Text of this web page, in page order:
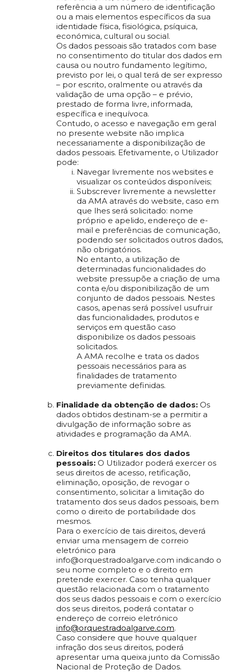
referência a um número de identificação
ou a mais elementos específicos da sua
identidade física, fisiológica, psíquica,
económica, cultural ou social.
Os dados pessoais são tratados com base
no consentimento do titular dos dados em
causa ou noutro fundamento legítimo,
previsto por lei, o qual terá de ser expresso
– por escrito, oralmente ou através da
validação de uma opção – e prévio,
prestado de forma livre, informada,
específica e inequívoca.
Contudo, o acesso e navegação em geral
no presente website não implica
necessariamente a disponibilização de
dados pessoais. Efetivamente, o Utilizador
pode:
Navegar livremente nos websites e
visualizar os conteúdos disponíveis;
Subscrever livremente a newsletter
da AMA através do website, caso em
que lhes será solicitado: nome
próprio e apelido, endereço de e-
mail e preferências de comunicação,
podendo ser solicitados outros dados,
não obrigatórios.
No entanto, a utilização de
determinadas funcionalidades do
website pressupõe a criação de uma
conta e/ou disponibilização de um
conjunto de dados pessoais. Nestes
casos, apenas será possível usufruir
das funcionalidades, produtos e
serviços em questão caso
disponibilize os dados pessoais
solicitados.
A AMA recolhe e trata os dados
pessoais necessários para as
finalidades de tratamento
previamente definidas.
Finalidade da obtenção de dados: Os
dados obtidos destinam-se a permitir a
divulgação de informação sobre as
atividades e programação da AMA.
Direitos dos titulares dos dados
pessoais: O Utilizador poderá exercer os
seus direitos de acesso, retificação,
eliminação, oposição, de revogar o
consentimento, solicitar a limitação do
tratamento dos seus dados pessoais, bem
como o direito de portabilidade dos
mesmos.
Para o exercício de tais direitos, deverá
enviar uma mensagem de correio
eletrónico para
info@orquestradoalgarve.com indicando o
seu nome completo e o direito em
pretende exercer. Caso tenha qualquer
questão relacionada com o tratamento
dos seus dados pessoais e com o exercício
dos seus direitos, poderá contatar o
endereço de correio eletrónico
info@orquestradoalgarve.com.
Caso considere que houve qualquer
infração dos seus direitos, poderá
apresentar uma queixa junto da Comissão
Nacional de Proteção de Dados.